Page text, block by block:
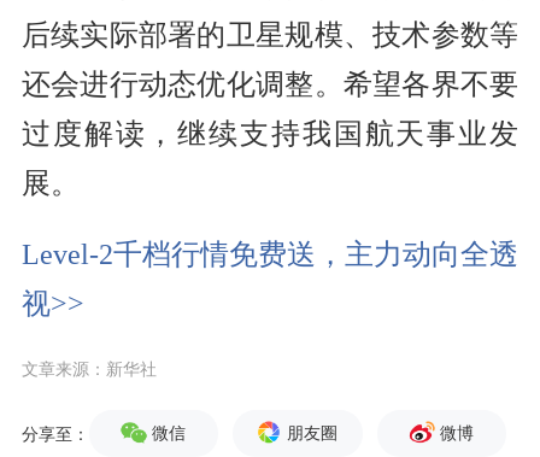
后续实际部署的卫星规模、技术参数等
还会进行动态优化调整。希望各界不要
过度解读，继续支持我国航天事业发
展。
Level-2千档行情免费送，主力动向全透
视>>
文章来源：新华社
分享至： 微信 朋友圈 微博